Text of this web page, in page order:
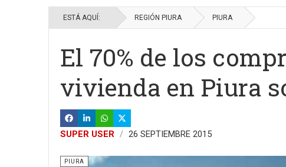
ESTÁ AQUÍ: REGIÓN PIURA PIURA
El 70% de los
vivienda en Piura
SUPER USER 26 SEPTIEMBRE 2015
PIURA